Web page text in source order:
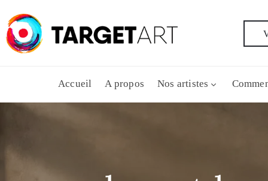
Accueil A propos Nos artistes